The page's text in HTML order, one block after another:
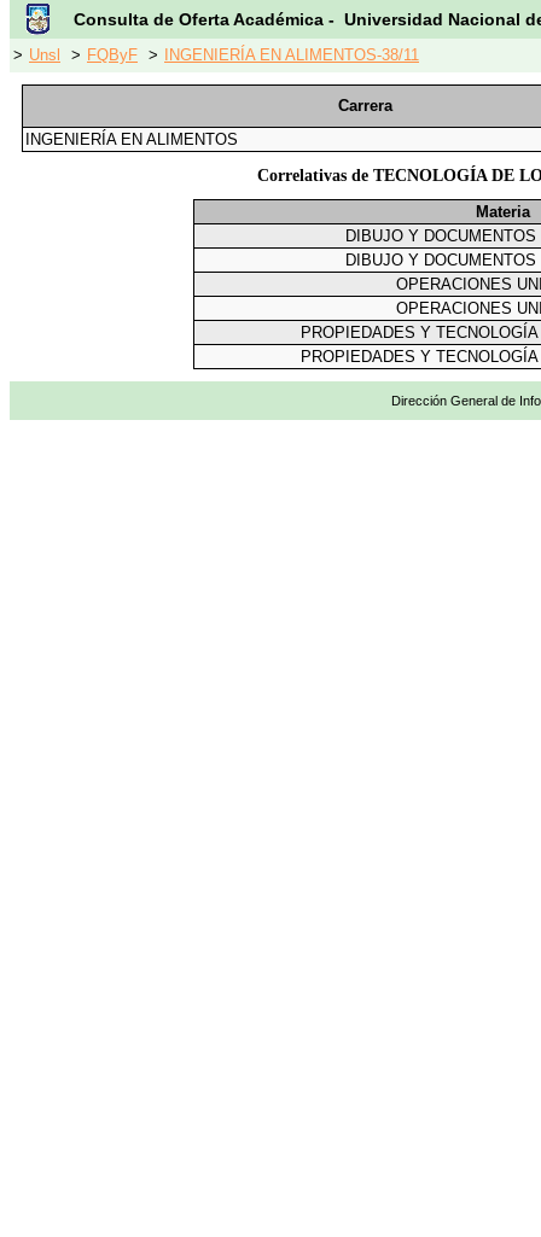
Consulta de Oferta Académica - Universidad Nacional
> Unsl > FQByF > INGENIERÍA EN ALIMENTOS-38/11
Carrera
INGENIERÍA EN ALIMENTOS
Correlativas de TECNOLOGÍA DE
Materia
DIBUJO Y
DIBUJO Y
OPERACIONES
OPERACIONES
PROPIEDADES Y
PROPIEDADES Y
Dirección General de